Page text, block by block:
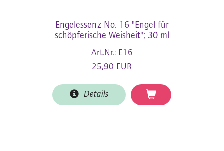
Engelessenz No. 16 "Engel für
schöpferische Weisheit"; 30 ml
Art.Nr.: E16
25,90 EUR
Details